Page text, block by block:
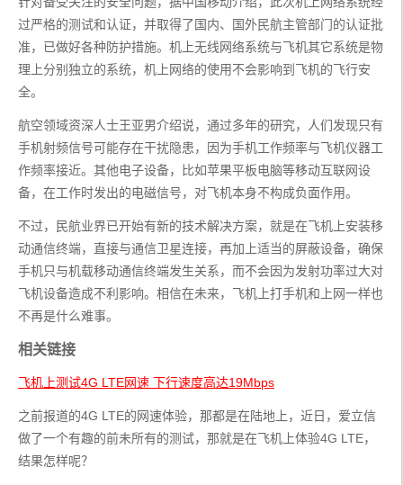
过严格的测试和认证，并取得了国内、国外民航主管部门的认证批
准，已做好各种防护措施。机上无线网络系统与飞机其它系统是物
理上分别独立的系统，机上网络的使用不会影响到飞机的飞行安
全。
航空领域资深人士王亚男介绍说，通过多年的研究，人们发现只有
手机射频信号可能存在干扰隐患，因为手机工作频率与飞机仪器工
作频率接近。其他电子设备，比如苹果平板电脑等移动互联网设
备，在工作时发出的电磁信号，对飞机本身不构成负面作用。
不过，民航业界已开始有新的技术解决方案，就是在飞机上安装移
动通信终端，直接与通信卫星连接，再加上适当的屏蔽设备，确保
手机只与机载移动通信终端发生关系，而不会因为发射功率过大对
飞机设备造成不利影响。相信在未来，飞机上打手机和上网一样也
不再是什么难事。
相关链接
飞机上测试4G LTE网速 下行速度高达19Mbps
之前报道的4G LTE的网速体验，那都是在陆地上，近日，爱立信
做了一个有趣的前未所有的测试，那就是在飞机上体验4G LTE，
结果怎样呢？